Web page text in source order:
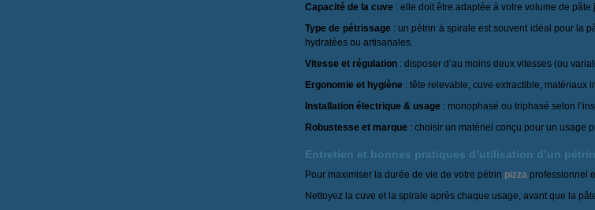
Capacité de la cuve : elle doit être adaptée à votre volume de
Type de pétrissage: un pétrin à spirale est souvent idéal pour la
hydratées ou artisanales.
Vitesse et régulation : disposer d’au moins deux vitesses (ou
Ergonomie et hygiène : tête relevable, cuve extractible, matériaux
Installation électrique & usage : monophasé ou triphasé selon
Robustesse et marque : choisir un matériel conçu pour un usage
Entretien et bonnes pratiques d’utilisation d’un
Pour maximiser la durée de vie de votre pétrin pizza professionnel
Nettoyez la cuve et la spirale après chaque usage, avant que la